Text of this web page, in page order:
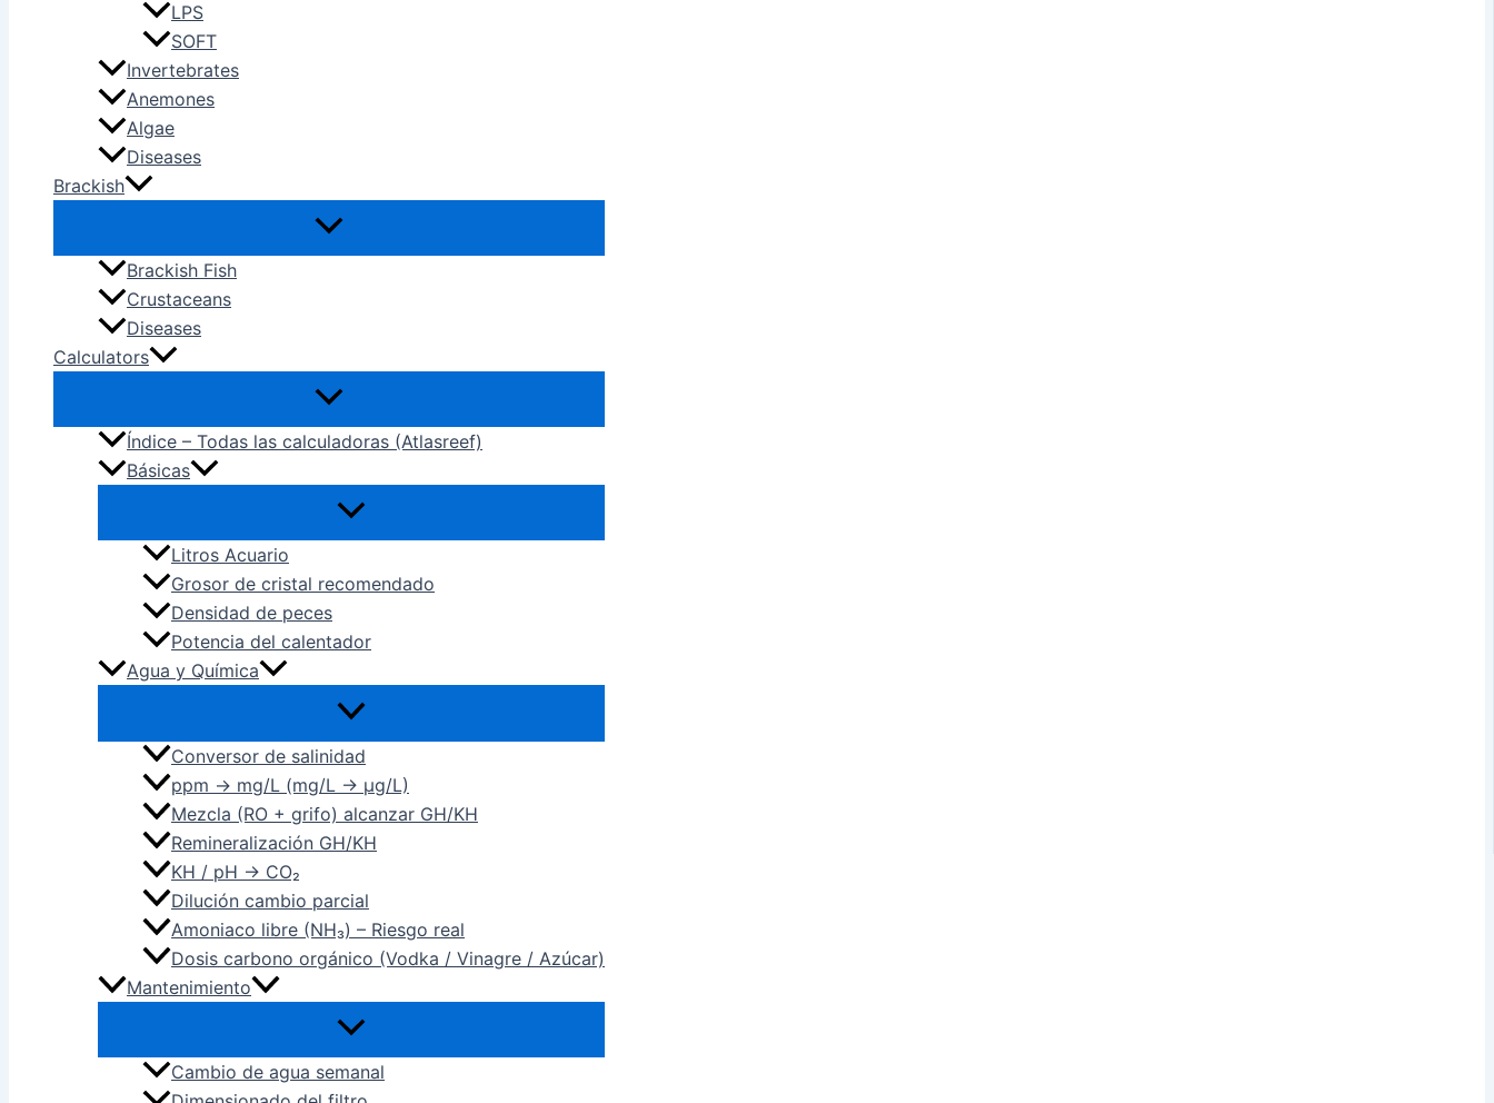
LPS
SOFT
Invertebrates
Anemones
Algae
Diseases
Brackish
Brackish Fish
Crustaceans
Diseases
Calculators
Índice – Todas las calculadoras (Atlasreef)
Básicas
Litros Acuario
Grosor de cristal recomendado
Densidad de peces
Potencia del calentador
Agua y Química
Conversor de salinidad
ppm → mg/L (mg/L → µg/L)
Mezcla (RO + grifo) alcanzar GH/KH
Remineralización GH/KH
KH / pH → CO₂
Dilución cambio parcial
Amoniaco libre (NH₃) – Riesgo real
Dosis carbono orgánico (Vodka / Vinagre / Azúcar)
Mantenimiento
Cambio de agua semanal